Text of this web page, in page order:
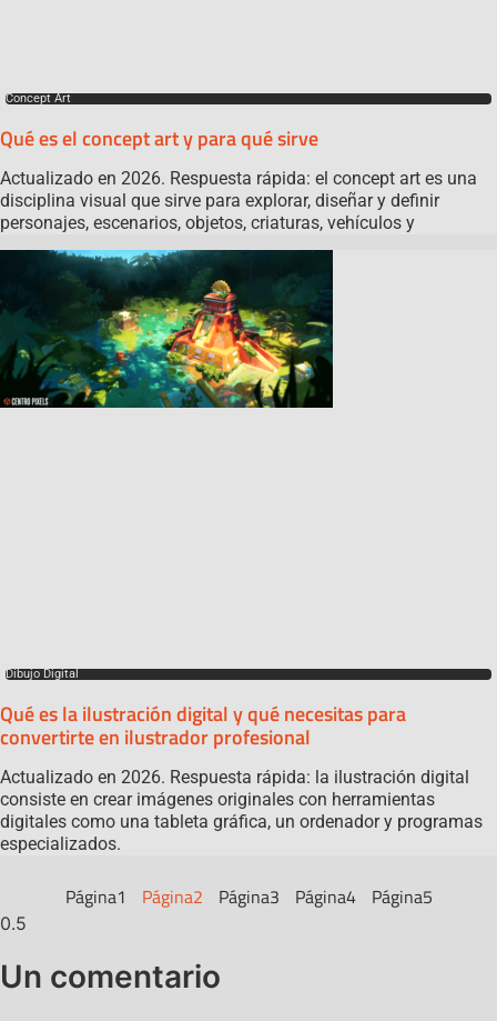
Concept Art
Qué es el concept art y para qué sirve
Actualizado en 2026. Respuesta rápida: el concept art es una
disciplina visual que sirve para explorar, diseñar y definir
personajes, escenarios, objetos, criaturas, vehículos y
Dibujo Digital
Qué es la ilustración digital y qué necesitas para
convertirte en ilustrador profesional
Actualizado en 2026. Respuesta rápida: la ilustración digital
consiste en crear imágenes originales con herramientas
digitales como una tableta gráfica, un ordenador y programas
especializados.
Página1 Página2 Página3 Página4 Página5
Un comentario